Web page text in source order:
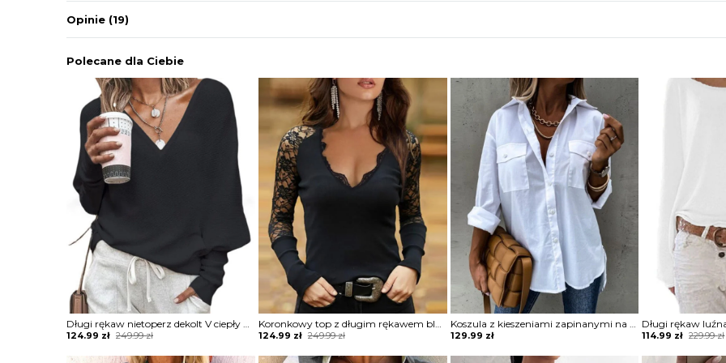
Opinie (19)
Polecane dla Ciebie
Długi rękaw nietoperz dekolt V ciepły na co dzień ściągacz casual jesień do pracy bluzka Lainey
249.99zł
Original
was:
124.99 zł
Current
is:
Koronkowy top z długim rękawem bluzka Gerolama
249.99zł
Original
was:
124.99 zł
Current
is:
Koszula z kieszeniami zapinanymi na guziki bluzka Ritva
129.99 zł 229.99zł
Original
was:
114.99 zł
Current
is: